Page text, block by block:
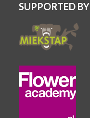
SUPPORTED BY